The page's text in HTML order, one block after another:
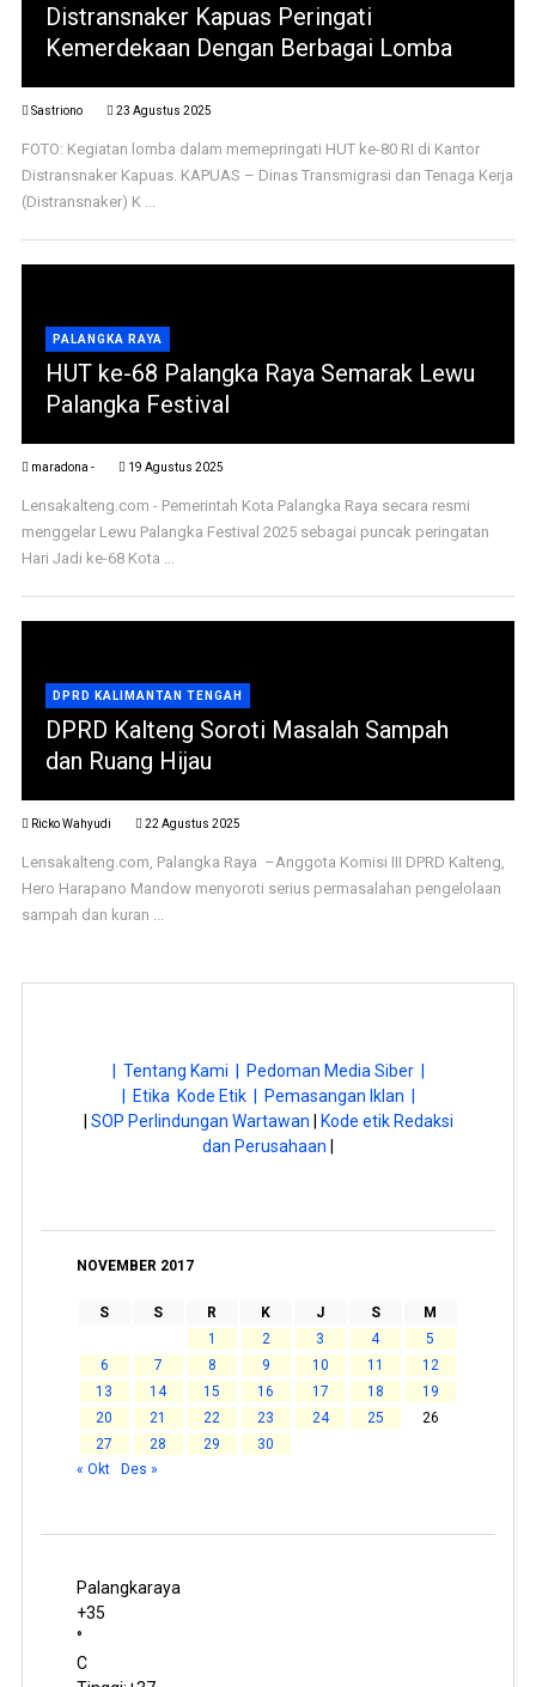
Distransnaker Kapuas Peringati
Kemerdekaan Dengan Berbagai Lomba
Sastriono 23 Agustus 2025
FOTO: Kegiatan lomba dalam memepringati HUT ke-80 RI di Kantor
Distransnaker Kapuas. KAPUAS – Dinas Transmigrasi dan Tenaga Kerja
(Distransnaker) K ...
PALANGKA RAYA
HUT ke-68 Palangka Raya Semarak Lewu
Palangka Festival
maradona - 19 Agustus 2025
Lensakalteng.com - Pemerintah Kota Palangka Raya secara resmi
menggelar Lewu Palangka Festival 2025 sebagai puncak peringatan
Hari Jadi ke-68 Kota ...
DPRD KALIMANTAN TENGAH
DPRD Kalteng Soroti Masalah Sampah
dan Ruang Hijau
Ricko Wahyudi 22 Agustus 2025
Lensakalteng.com, Palangka Raya –Anggota Komisi III DPRD Kalteng,
Hero Harapano Mandow menyoroti serius permasalahan pengelolaan
sampah dan kuran ...
| Tentang Kami |
Pedoman Media Siber |
| Etika Kode Etik |
Pemasangan Iklan |
SOP Perlindungan Wartawan
Kode etik Redaksi
dan Perusahaan
NOVEMBER 2017
S S R K J S
M
1
2 3 4
5
6
7 8 9 10 11
12
13
14 15 16 17 18
19
20
21 22 23 24 25
26
27
28 29
30
« Okt
Des »
Palangkaraya
+35
°
C